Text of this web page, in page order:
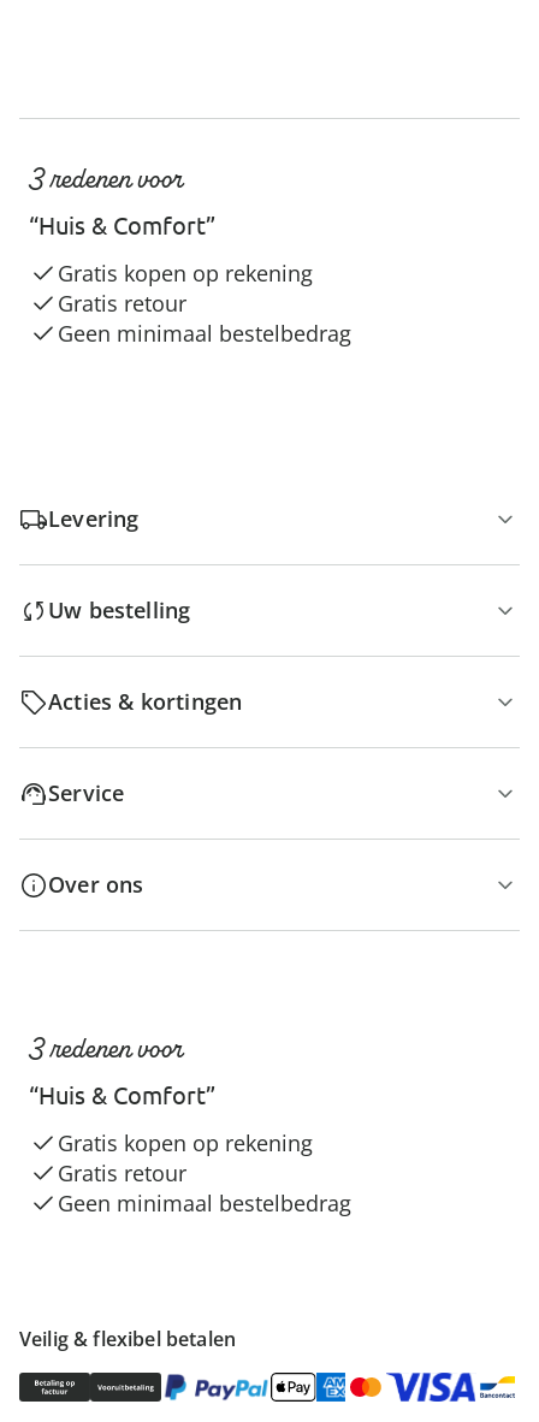
3 redenen voor
“Huis & Comfort”
Gratis kopen op rekening
Gratis retour
Geen minimaal bestelbedrag
Levering
Uw bestelling
Acties & kortingen
Service
Over ons
Veilig & flexibel betalen
3 redenen voor
“Huis & Comfort”
Gratis kopen op rekening
Gratis retour
Geen minimaal bestelbedrag